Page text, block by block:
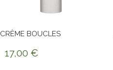
CRÈME BOUCLES
17,00 €